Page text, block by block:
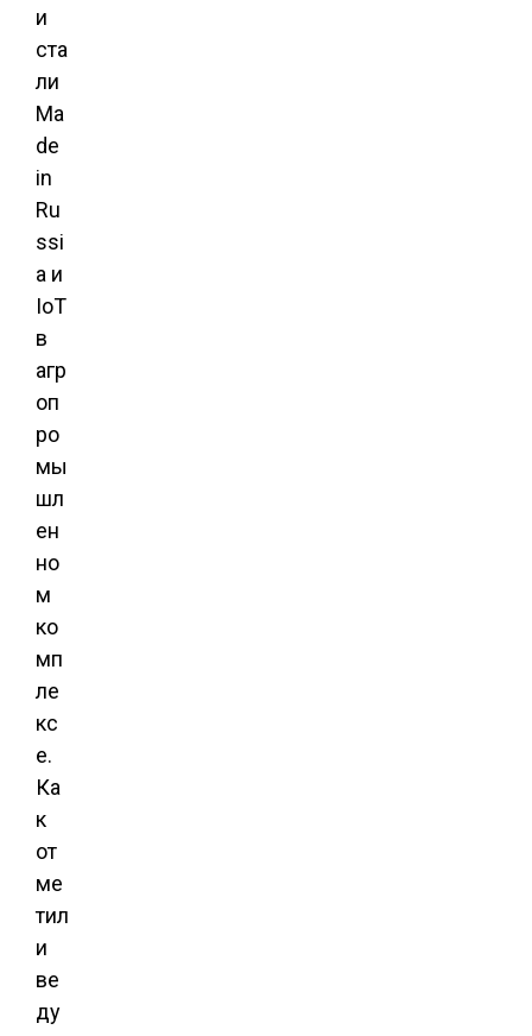
и
ста
ли
Ma
de
in
Ru
ssi
a и
IoT
в
агр
оп
ро
мы
шл
ен
но
м
ко
мп
ле
кс
е.
Ка
к
от
ме
тил
и
ве
ду